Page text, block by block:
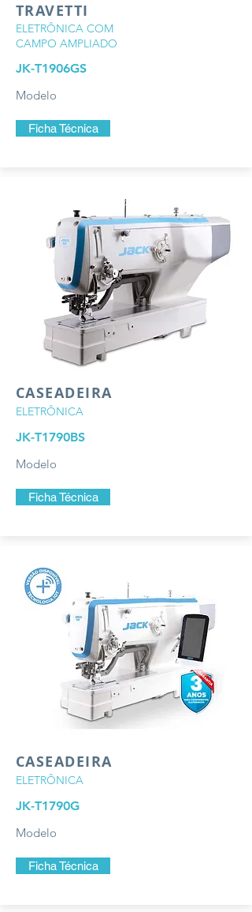
TRAVETTI
ELETRÔNICA COM
CAMPO AMPLIADO
JK-T1906GS
Modelo
Ficha Técnica
CASEADEIRA
ELETRÔNICA
JK-T1790BS
Modelo
Ficha Técnica
CASEADEIRA
ELETRÔNICA
JK-T1790G
Modelo
Ficha Técnica